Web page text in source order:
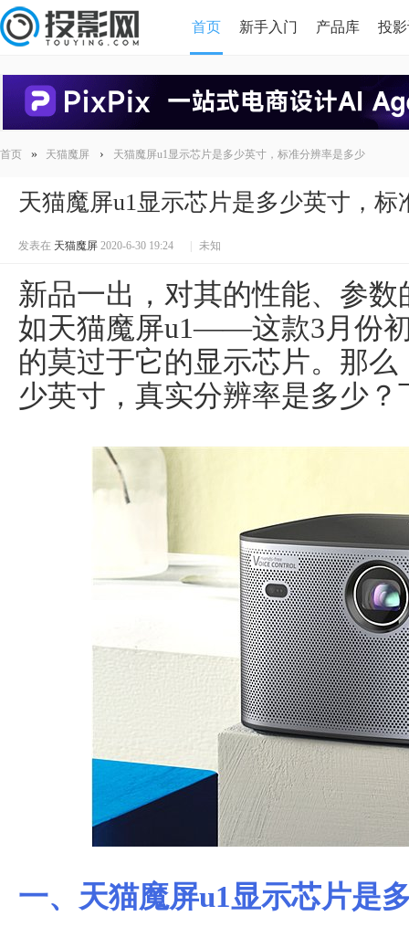
首页 新手入门 产品库 投
HDMI版本对比
首页 » 天猫魔屏 › 天猫魔屏u1显示芯片是多少英寸，标准分辨率是多少
天猫魔屏u1显示芯片是多少英寸，标
发表在 天猫魔屏 2020-6-30 19:24 未知
新品一出，对其的性能、参
如天猫魔屏u1——这款3月份
的莫过于它的显示芯片。那
少英寸，真实分辨率是多少
一、天猫魔屏u1显示芯片是